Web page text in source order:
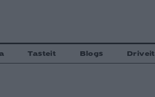
Tasteit Blogs Driveit